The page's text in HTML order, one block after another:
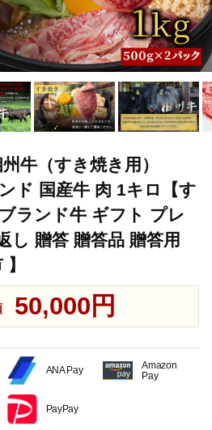
牛（すき焼き用）
ド 国産牛 肉 1キロ【す
ランド牛 ギフト プレ
し 贈答 贈答品 贈答用
50,000円
ANA Pay
Amazon
Pay
PayPay